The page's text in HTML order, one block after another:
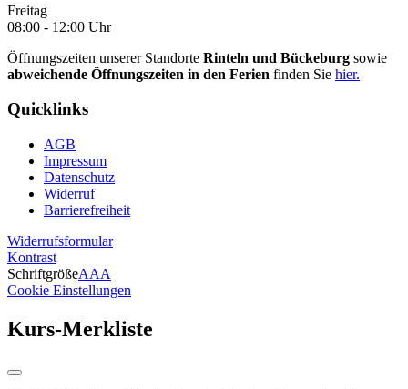
Freitag
08:00 - 12:00 Uhr
Öffnungszeiten unserer Standorte Rinteln und Bückeburg sowie
abweichende Öffnungszeiten in den Ferien finden Sie hier.
Quicklinks
AGB
Impressum
Datenschutz
Widerruf
Barrierefreiheit
Widerrufsformular
Kontrast
SchriftgrößeAAA
Cookie Einstellungen
Kurs-Merkliste